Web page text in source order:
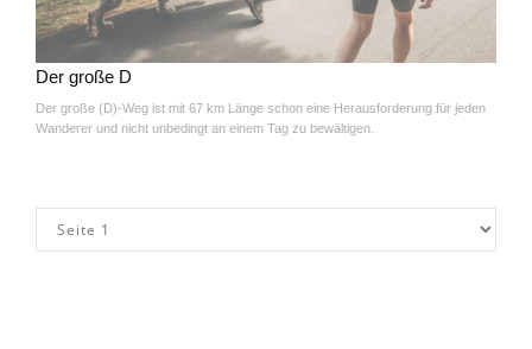
Der große D
Der große (D)-Weg ist mit 67 km Länge schon eine Herausforderung für jeden
Wanderer und nicht unbedingt an einem Tag zu bewältigen.